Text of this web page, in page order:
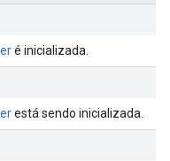
é inicializada.
está sendo inicializada.